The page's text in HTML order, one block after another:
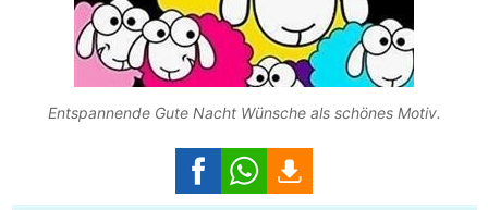
Entspannende Gute Nacht Wünsche als schönes Motiv.